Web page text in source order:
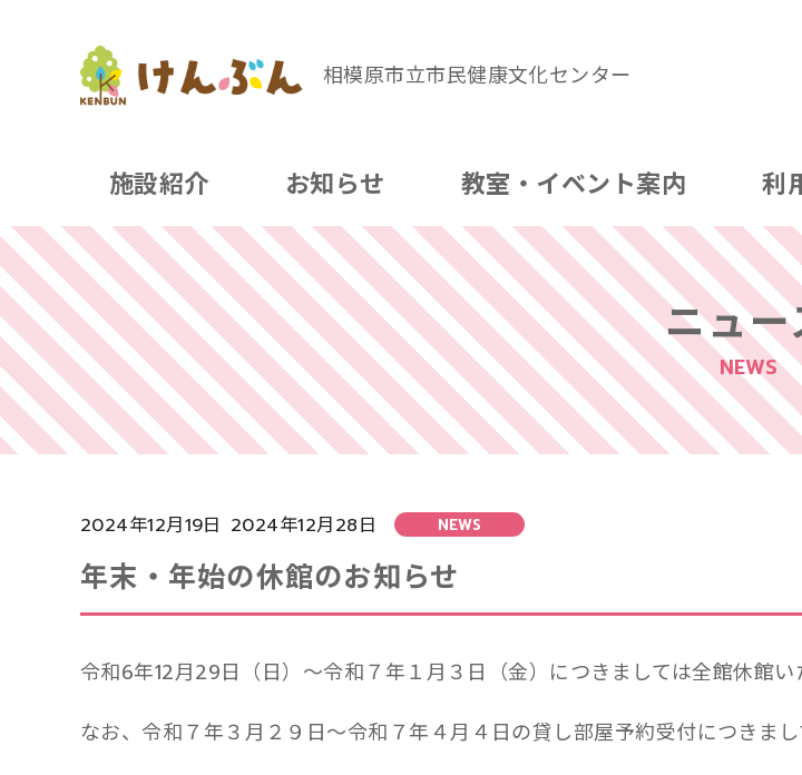
コ
ン
テ
ン
ツ
へ
移
相模原市立市民健康文化センター
施設紹介 お知らせ 教室・イベント案内 利
ニュ
NEWS
2024年12月19日 2024年12月28日 NEWS
年末・年始の休館のお知らせ
令和6年12月29日（日）～令和７年１月３日（金）につきましては全館休館い
なお、令和７年３月２９日～令和７年４月４日の貸し部屋予約受付につきま